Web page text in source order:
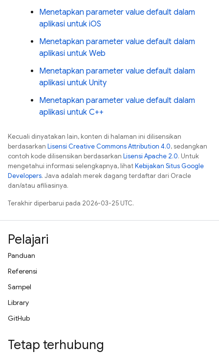
Menetapkan parameter value default dalam
aplikasi untuk iOS
Menetapkan parameter value default dalam
aplikasi untuk Web
Menetapkan parameter value default dalam
aplikasi untuk Unity
Menetapkan parameter value default dalam
aplikasi untuk C++
Kecuali dinyatakan lain, konten di halaman ini dilisensikan
berdasarkan Lisensi Creative Commons Attribution 4.0, sedangkan
contoh kode dilisensikan berdasarkan Lisensi Apache 2.0. Untuk
mengetahui informasi selengkapnya, lihatKebijakan Situs Google
Developers. Java adalah merek dagang terdaftar dari Oracle
dan/atau afiliasinya.
Terakhir diperbarui pada 2026-03-25 UTC.
Pelajari
Panduan
Referensi
Sampel
Library
GitHub
Tetap terhubung